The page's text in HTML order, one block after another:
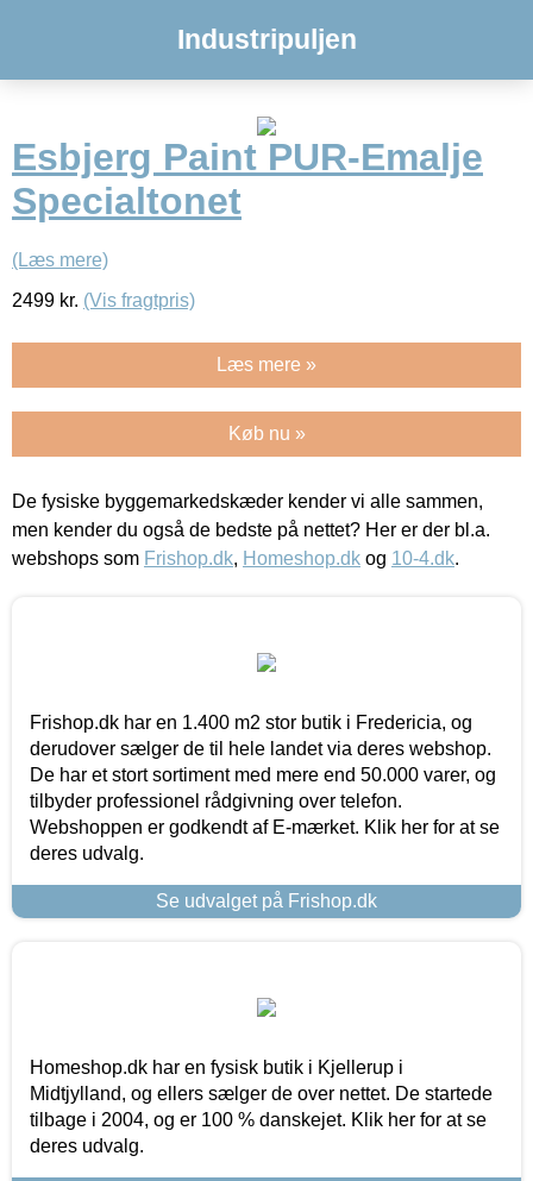
Industripuljen
Esbjerg Paint PUR-Emalje
Specialtonet
(Læs mere)
2499 kr. (Vis fragtpris)
Læs mere »
Køb nu »
De fysiske byggemarkedskæder kender vi alle sammen,
men kender du også de bedste på nettet? Her er der bl.a.
webshops som Frishop.dk, Homeshop.dk og 10-4.dk.
Frishop.dk har en 1.400 m2 stor butik i Fredericia, og
derudover sælger de til hele landet via deres webshop.
De har et stort sortiment med mere end 50.000 varer, og
tilbyder professionel rådgivning over telefon.
Webshoppen er godkendt af E-mærket. Klik her for at se
deres udvalg.
Se udvalget på Frishop.dk
Homeshop.dk har en fysisk butik i Kjellerup i
Midtjylland, og ellers sælger de over nettet. De startede
tilbage i 2004, og er 100 % danskejet. Klik her for at se
deres udvalg.